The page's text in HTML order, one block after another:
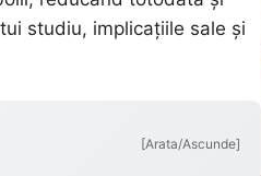
studiu, implicațiile sale și
[Arata/Ascunde]